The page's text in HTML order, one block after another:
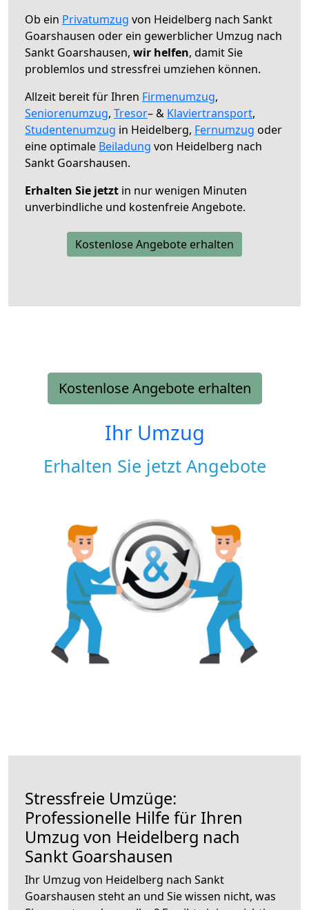
Ob ein Privatumzug von Heidelberg nach Sankt
Goarshausen oder ein gewerblicher Umzug nach
Sankt Goarshausen, wir helfen, damit Sie
problemlos und stressfrei umziehen können.
Allzeit bereit für Ihren Firmenumzug,
Seniorenumzug, Tresor– & Klaviertransport,
Studentenumzug in Heidelberg, Fernumzug oder
eine optimale Beiladung von Heidelberg nach
Sankt Goarshausen.
Erhalten Sie jetzt in nur wenigen Minuten
unverbindliche und kostenfreie Angebote.
Kostenlose Angebote erhalten
Kostenlose Angebote erhalten
Ihr Umzug
Erhalten Sie jetzt Angebote
Stressfreie Umzüge:
Professionelle Hilfe für Ihren
Umzug von Heidelberg nach
Sankt Goarshausen
Ihr Umzug von Heidelberg nach Sankt
Goarshausen steht an und Sie wissen nicht, was